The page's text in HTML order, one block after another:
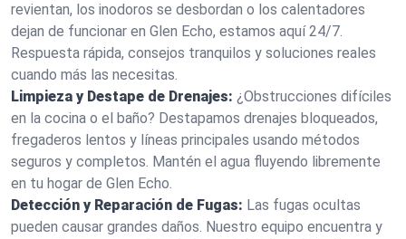
revientan, los inodoros se desbordan o los calentadores
dejan de funcionar en Glen Echo, estamos aquí 24/7.
Respuesta rápida, consejos tranquilos y soluciones reales
cuando más las necesitas.
Limpieza y Destape de Drenajes: ¿Obstrucciones difíciles
en la cocina o el baño? Destapamos drenajes bloqueados,
fregaderos lentos y líneas principales usando métodos
seguros y completos. Mantén el agua fluyendo libremente
en tu hogar de Glen Echo.
Detección y Reparación de Fugas: Las fugas ocultas
pueden causar grandes daños. Nuestro equipo encuentra y